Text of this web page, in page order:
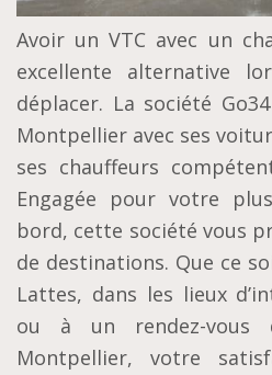
Avoir un VTC avec un
excellente alternative
déplacer. La société
Montpellier avec ses
ses chauffeurs
Engagée pour votre
bord, cette société vous
de destinations. Que ce
Lattes, dans les lieux
ou à un rendez-vous
Montpellier, votre